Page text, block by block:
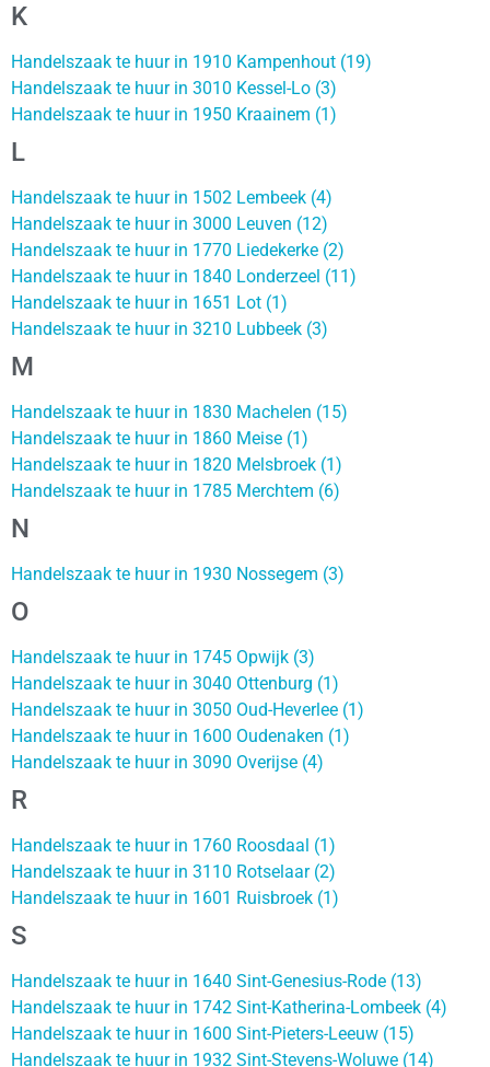
K
Handelszaak te huur in 1910 Kampenhout (19)
Handelszaak te huur in 3010 Kessel-Lo (3)
Handelszaak te huur in 1950 Kraainem (1)
L
Handelszaak te huur in 1502 Lembeek (4)
Handelszaak te huur in 3000 Leuven (12)
Handelszaak te huur in 1770 Liedekerke (2)
Handelszaak te huur in 1840 Londerzeel (11)
Handelszaak te huur in 1651 Lot (1)
Handelszaak te huur in 3210 Lubbeek (3)
M
Handelszaak te huur in 1830 Machelen (15)
Handelszaak te huur in 1860 Meise (1)
Handelszaak te huur in 1820 Melsbroek (1)
Handelszaak te huur in 1785 Merchtem (6)
N
Handelszaak te huur in 1930 Nossegem (3)
O
Handelszaak te huur in 1745 Opwijk (3)
Handelszaak te huur in 3040 Ottenburg (1)
Handelszaak te huur in 3050 Oud-Heverlee (1)
Handelszaak te huur in 1600 Oudenaken (1)
Handelszaak te huur in 3090 Overijse (4)
R
Handelszaak te huur in 1760 Roosdaal (1)
Handelszaak te huur in 3110 Rotselaar (2)
Handelszaak te huur in 1601 Ruisbroek (1)
S
Handelszaak te huur in 1640 Sint-Genesius-Rode (13)
Handelszaak te huur in 1742 Sint-Katherina-Lombeek (4)
Handelszaak te huur in 1600 Sint-Pieters-Leeuw (15)
Handelszaak te huur in 1932 Sint-Stevens-Woluwe (14)